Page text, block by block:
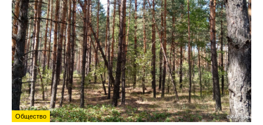
Общество